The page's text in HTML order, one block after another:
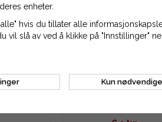
- 19,5 hk
Luftfilter til Honda GC
enheter.
hvis du tillater alle
vil slå av ved å klikke på "Innstillinger"
Kun nødvendige